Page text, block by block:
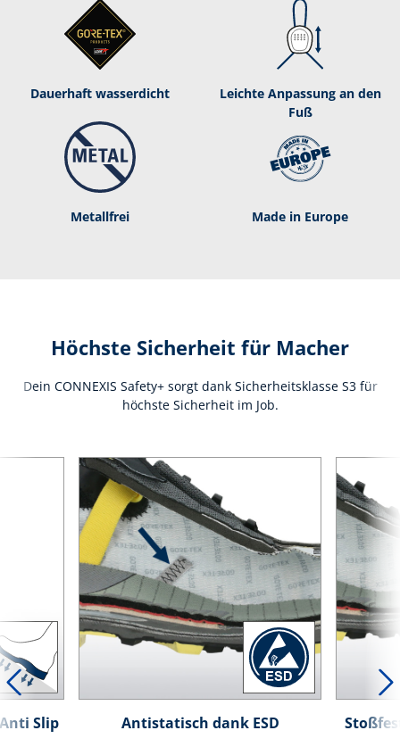
Dauerhaft was­ser­dicht
Leichte Anpassung an den
Fuß
Metallfrei Made in Europe
Höchste Sicherheit für Macher
Dein CONNEXIS Safety+ sorgt dank Sicherheitsklasse S3 für
höchste Sicherheit im Job.
Slip Antistatisch dank ESD